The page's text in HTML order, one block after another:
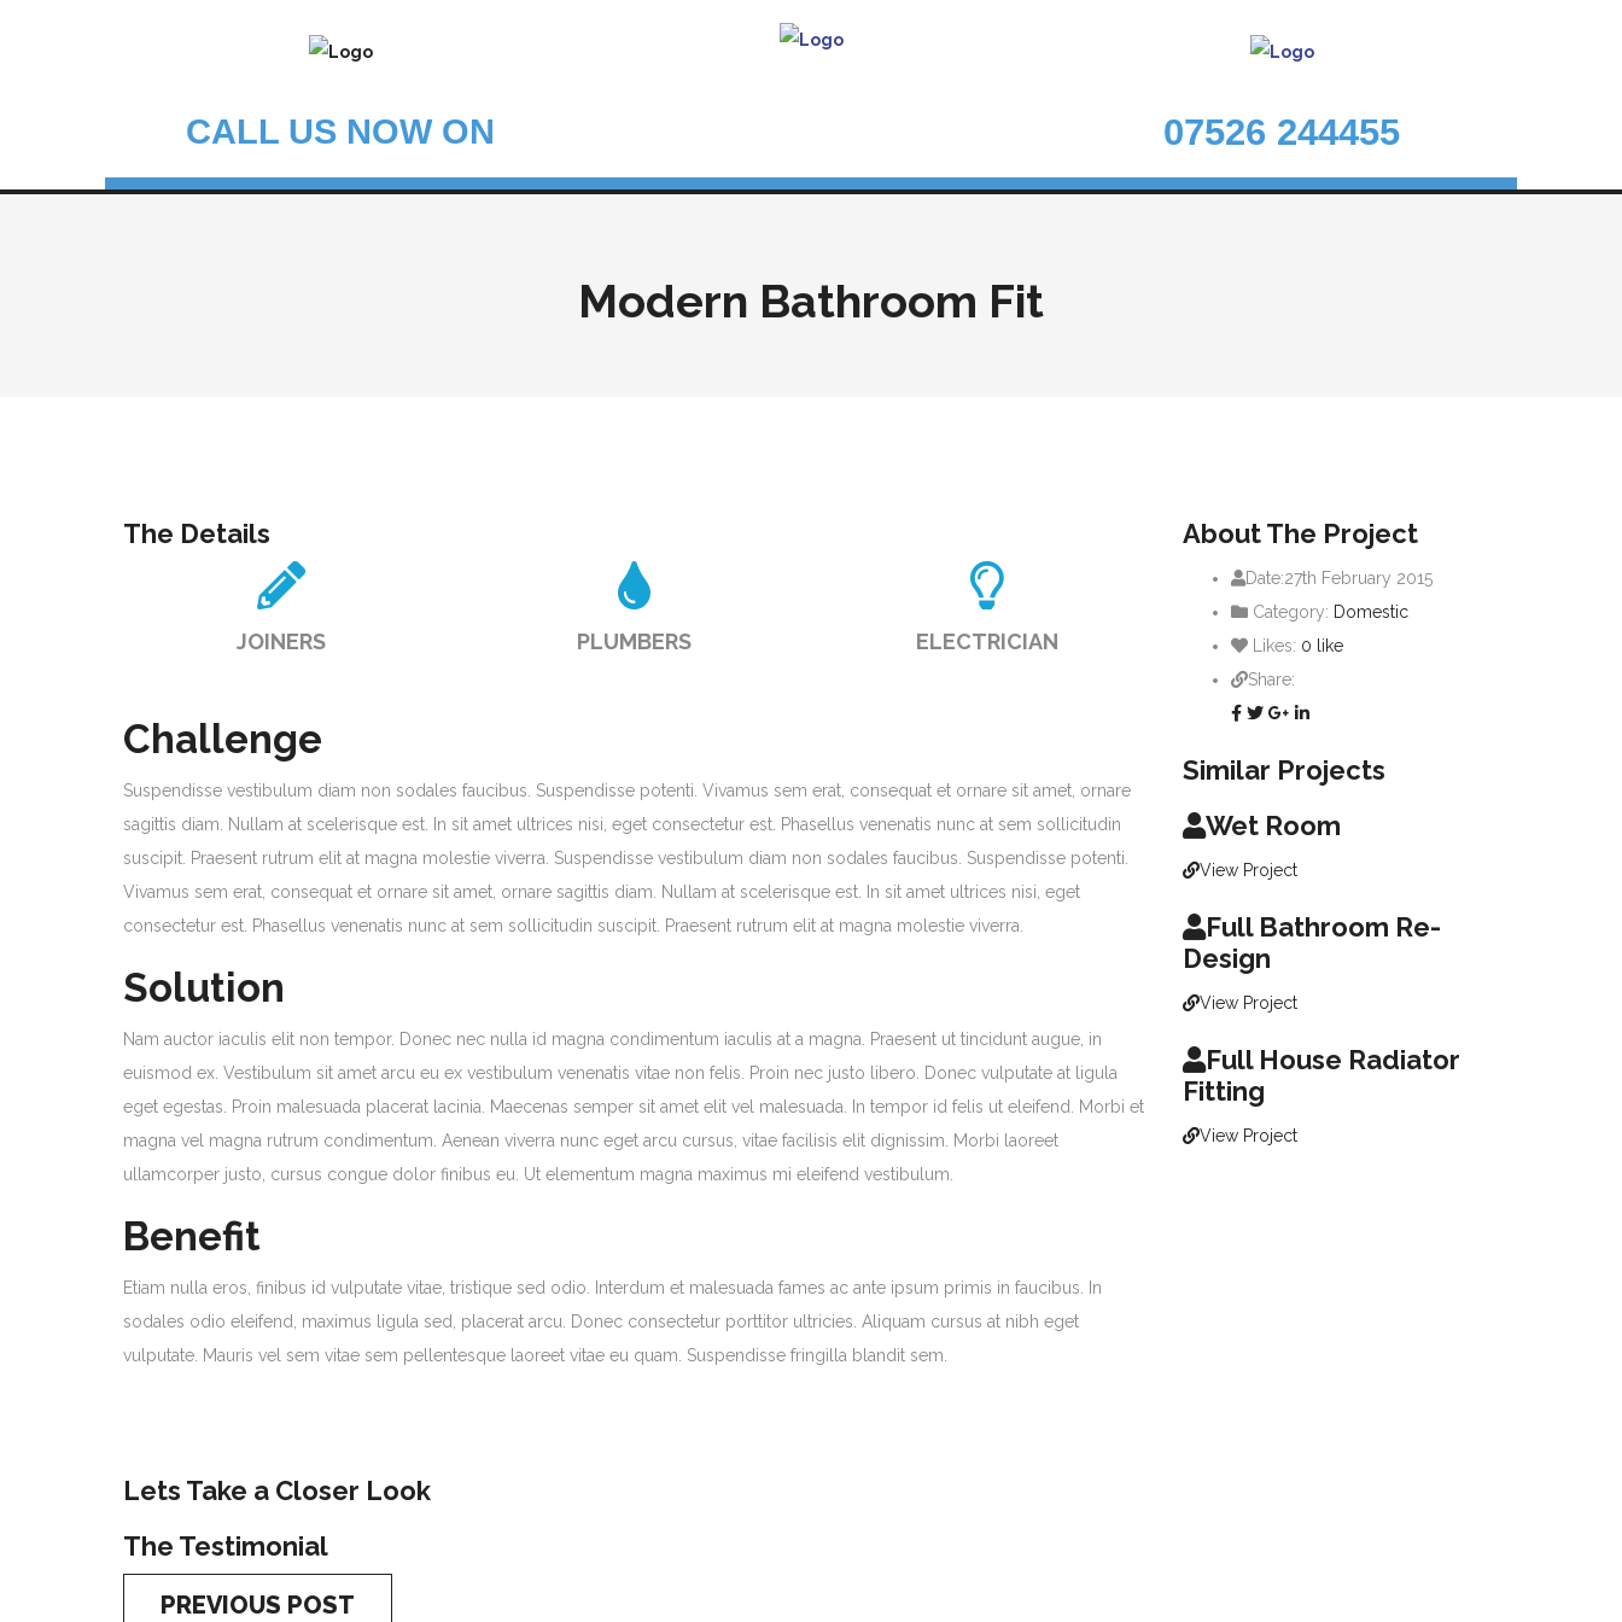
CALL US NOW ON 07526 244455
Modern Bathroom Fit
The Details
JOINERS PLUMBERS ELECTRICIAN
Challenge
Suspendisse vestibulum diam non sodales faucibus. Suspendisse potenti. Vivamus sem erat, consequat et ornare sit amet, ornare
sagittis diam. Nullam at scelerisque est. In sit amet ultrices nisi, eget consectetur est. Phasellus venenatis nunc at sem sollicitudin
suscipit. Praesent rutrum elit at magna molestie viverra. Suspendisse vestibulum diam non sodales faucibus. Suspendisse potenti.
Vivamus sem erat, consequat et ornare sit amet, ornare sagittis diam. Nullam at scelerisque est. In sit amet ultrices nisi, eget
consectetur est. Phasellus venenatis nunc at sem sollicitudin suscipit. Praesent rutrum elit at magna molestie viverra.
Solution
Nam auctor iaculis elit non tempor. Donec nec nulla id magna condimentum iaculis at a magna. Praesent ut tincidunt augue, in
euismod ex. Vestibulum sit amet arcu eu ex vestibulum venenatis vitae non felis. Proin nec justo libero. Donec vulputate at ligula
eget egestas. Proin malesuada placerat lacinia. Maecenas semper sit amet elit vel malesuada. In tempor id felis ut eleifend. Morbi et
magna vel magna rutrum condimentum. Aenean viverra nunc eget arcu cursus, vitae facilisis elit dignissim. Morbi laoreet
ullamcorper justo, cursus congue dolor finibus eu. Ut elementum magna maximus mi eleifend vestibulum.
Benefit
Etiam nulla eros, finibus id vulputate vitae, tristique sed odio. Interdum et malesuada fames ac ante ipsum primis in faucibus. In
sodales odio eleifend, maximus ligula sed, placerat arcu. Donec consectetur porttitor ultricies. Aliquam cursus at nibh eget
vulputate. Mauris vel sem vitae sem pellentesque laoreet vitae eu quam. Suspendisse fringilla blandit sem.
Lets Take a Closer Look
The Testimonial
PREVIOUS POST
About The Project
Date:27th February 2015
Category: Domestic
Likes: 0 like
Share:
Similar Projects
Wet Room
View Project
Full Bathroom Re-
Design
View Project
Full House Radiator
Fitting
View Project